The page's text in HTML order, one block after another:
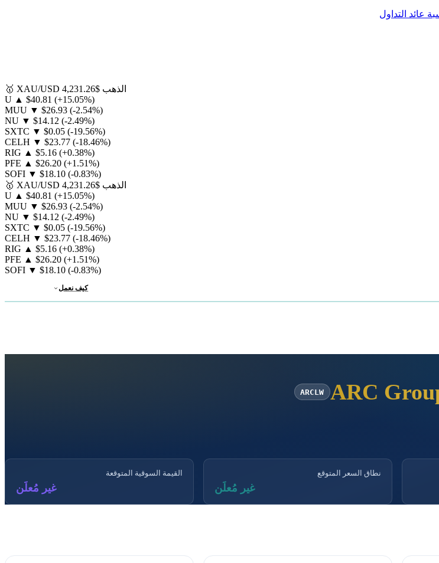
عائد التداول
🥇 XAU/USD الذهب $4,231.26
U ▲ $40.81 (+15.05%)
MUU ▼ $26.93 (-2.54%)
NU ▼ $14.12 (-2.49%)
SXTC ▼ $0.05 (-19.56%)
CELH ▼ $23.77 (-18.46%)
RIG ▲ $5.16 (+0.38%)
PFE ▲ $26.20 (+1.51%)
SOFI ▼ $18.10 (-0.83%)
🥇 XAU/USD الذهب $4,231.26
U ▲ $40.81 (+15.05%)
MUU ▼ $26.93 (-2.54%)
NU ▼ $14.12 (-2.49%)
SXTC ▼ $0.05 (-19.56%)
CELH ▼ $23.77 (-18.46%)
RIG ▲ $5.16 (+0.38%)
PFE ▲ $26.20 (+1.51%)
SOFI ▼ $18.10 (-0.83%)
كيف نعمل
ARC
ARCLW
نطاق السعر المتوقع
غير مُعلَن
القيمة السوقية المتوقعة
غير مُعلَن